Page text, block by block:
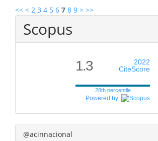
<< < 2 3 4 5 6 7 8 9 > >>
Scopus
1.3
2022
CiteScore
28th percentile
Powered by
@acinnacional